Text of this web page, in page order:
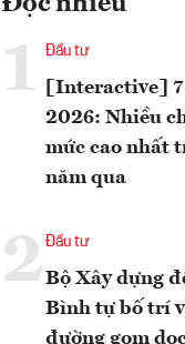
1 Đầu tư
[Interactive]
2026: Nhiều
mức cao nhất
năm qua
2Đầu tư
Bộ Xây dựng
Bình tự bố trí
đường gom